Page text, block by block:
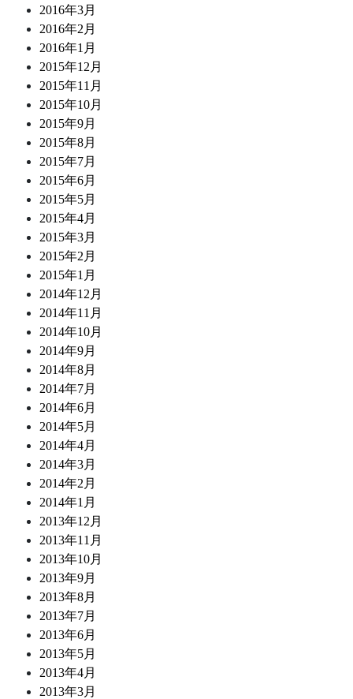
2016年3月
2016年2月
2016年1月
2015年12月
2015年11月
2015年10月
2015年9月
2015年8月
2015年7月
2015年6月
2015年5月
2015年4月
2015年3月
2015年2月
2015年1月
2014年12月
2014年11月
2014年10月
2014年9月
2014年8月
2014年7月
2014年6月
2014年5月
2014年4月
2014年3月
2014年2月
2014年1月
2013年12月
2013年11月
2013年10月
2013年9月
2013年8月
2013年7月
2013年6月
2013年5月
2013年4月
2013年3月